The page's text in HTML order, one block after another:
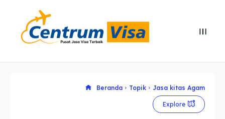
Cari
Cari
Explore our destinations
Explore our destinations
Beranda Topik Jasa kitas Agam
Explore